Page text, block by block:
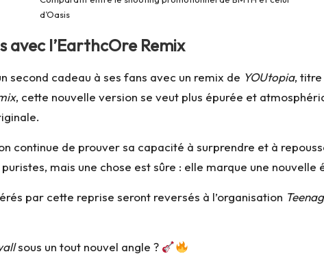
d’Oasis
avec l’EarthcOre Remix
second cadeau à ses fans avec un remix de YOUtopia,
, cette nouvelle version se veut plus épurée et
continue de prouver sa capacité à surprendre et à
mais une chose est sûre : elle marque une
par cette reprise seront reversés à l’organisation
sous un tout nouvel angle ?